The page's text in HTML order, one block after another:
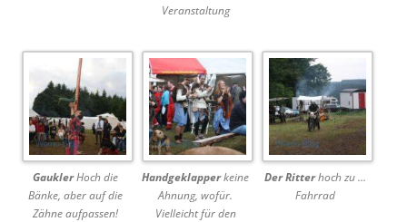
Veranstaltung
GauklerHoch die
Bänke, aber auf die
Zähne aufpassen!
Handgeklapperkeine
Ahnung, wofür.
Vielleicht für den
Der Ritterhoch zu …
Fahrrad